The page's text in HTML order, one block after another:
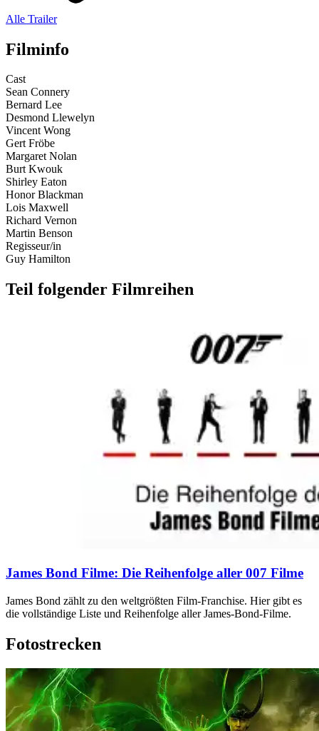
Alle Trailer
Filminfo
Cast
Sean Connery
Bernard Lee
Desmond Llewelyn
Vincent Wong
Gert Fröbe
Margaret Nolan
Burt Kwouk
Shirley Eaton
Honor Blackman
Lois Maxwell
Richard Vernon
Martin Benson
Regisseur/in
Guy Hamilton
Teil folgender Filmreihen
James Bond Filme: Die Reihenfolge aller 007 Filme
James Bond zählt zu den weltgrößten Film-Franchise. Hier gibt es
die vollständige Liste und Reihenfolge aller James-Bond-Filme.
Fotostrecken